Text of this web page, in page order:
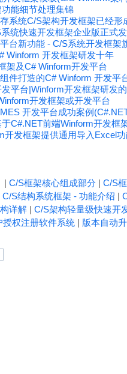
能细节处理集锦
系统C/S架构开发框架已经形
统快速开发框架企业版正式
台新功能 - C/S系统开发框架
Winform 开发框架研发十年
架及C# Winform开发平台
件打造的C# Winform 开发平
平台|Winform开发框架研发
开发框架或开发平台
开发平台成功案例
C#.NET前端Winform开发框
开发框架提供通用导入Excel
| C/S框架核心组成部分 | C/S
C/S结构系统框架 - 功能介绍 |
详解 | C/S架构轻量级快速开
授权注册软件系统 | 版本自动